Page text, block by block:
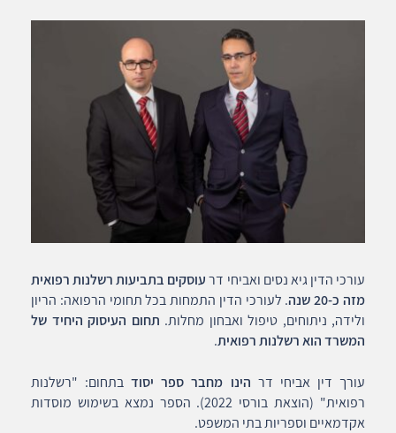
עורכי הדין גיא נסים ואביחי דרעוסקים בתביעות רשלנות רפואית
מזה כ-20 שנה
. לעורכי הדין התמחות בכל תחומי הרפואה: הריון
ולידה, ניתוחים, טיפול ואבחון מחלות. תחום העיסוק היחיד של
המשרד הוא רשלנות רפואית.
עורך דין אביחי דר הינו מחבר ספר יסודבתחום: "רשלנות
רפואית" (הוצאת בורסי 2022). הספר נמצא בשימוש מוסדות
אקדמאיים וספריות בתי המשפט.